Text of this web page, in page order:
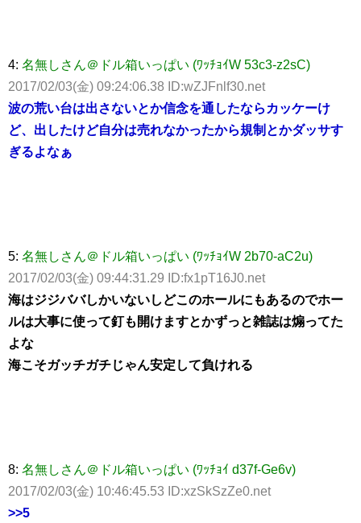
4: 名無しさん＠ドル箱いっぱい (ﾜｯﾁｮｲW 53c3-z2sC)
2017/02/03(金) 09:24:06.38 ID:wZJFnlf30.net
波の荒い台は出さないとか信念を通したならカッケーけ
ど、出したけど自分は売れなかったから規制とかダッサす
ぎるよなぁ
5: 名無しさん＠ドル箱いっぱい (ﾜｯﾁｮｲW 2b70-aC2u)
2017/02/03(金) 09:44:31.29 ID:fx1pT16J0.net
海はジジババしかいないしどこのホールにもあるのでホー
ルは大事に使って釘も開けますとかずっと雑誌は煽ってた
よな
海こそガッチガチじゃん安定して負けれる
8: 名無しさん＠ドル箱いっぱい (ﾜｯﾁｮｲ d37f-Ge6v)
2017/02/03(金) 10:46:45.53 ID:xzSkSzZe0.net
>>5